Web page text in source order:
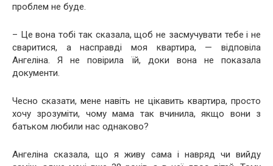
проблем не буде.
– Це вона тобі так сказала, щоб не засмучувати тебе і не
сваритися, а насправді моя квартира, — відповіла
Ангеліна. Я не повірила їй, доки вона не показала
документи.
Чесно сказати, мене навіть не цікавить квартира, просто
хочу зрозуміти, чому мама так вчинила, якщо вони з
батьком любили нас однаково?
Ангеліна сказала, що я живу сама і навряд чи вийду